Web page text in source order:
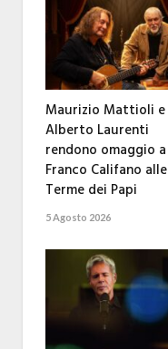
Maurizio Mattioli e
Alberto Laurenti
rendono omaggio a
Franco Califano alle
Terme dei Papi
5 Agosto 2026